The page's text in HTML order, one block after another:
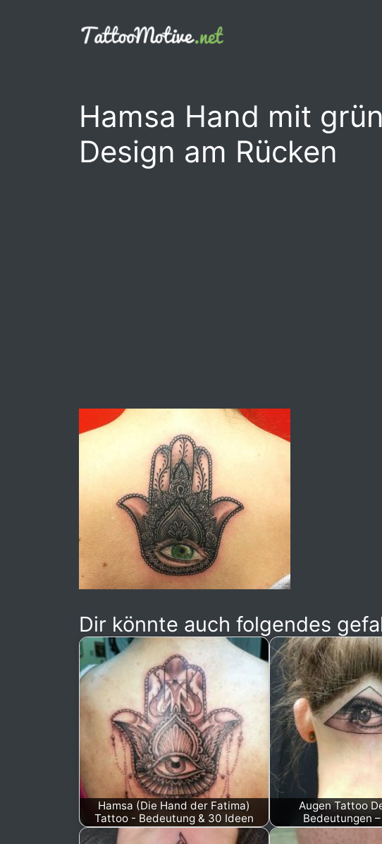
Hamsa Hand mit
Design am Rücken
Dir könnte auch folgendes
Hamsa (Die Hand der Fatima)
Tattoo - Bedeutung & 30 Ideen
Augen Tattoo
Bedeutungen